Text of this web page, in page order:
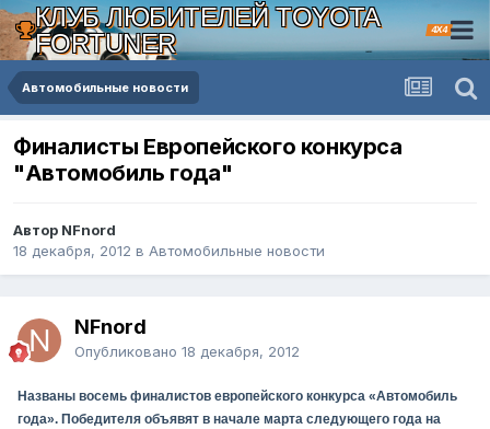
КЛУБ ЛЮБИТЕЛЕЙ TOYOTA
FORTUNER
4X4
Автомобильные новости
Финалисты Европейского конкурса
"Автомобиль года"
Автор NFnord
18 декабря, 2012 в Автомобильные новости
NFnord
Опубликовано 18 декабря, 2012
Названы восемь финалистов европейского конкурса «Автомобиль
года». Победителя объявят в начале марта следующего года на